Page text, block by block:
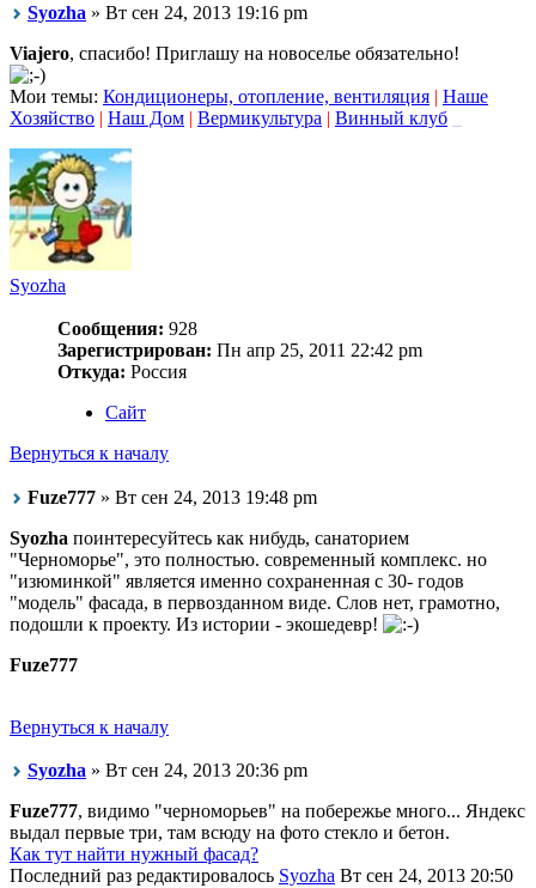
Syozha » Вт сен 24, 2013 19:16 pm
Viajero, спасибо! Приглашу на новоселье обязательно!
Мои темы: Кондиционеры, отопление, вентиляция | Наше
Хозяйство | Наш Дом | Вермикультура | Винный клуб
Syozha
Сообщения: 928
Зарегистрирован: Пн апр 25, 2011 22:42 pm
Откуда: Россия
Сайт
Вернуться к началу
Fuze777 » Вт сен 24, 2013 19:48 pm
Syozha поинтересуйтесь как нибудь, санаторием
"Черноморье", это полностью. современный комплекс. но
"изюминкой" является именно сохраненная с 30- годов
"модель" фасада, в первозданном виде. Слов нет, грамотно,
подошли к проекту. Из истории - экошедевр!
Fuze777
Вернуться к началу
Syozha » Вт сен 24, 2013 20:36 pm
Fuze777, видимо "черноморьев" на побережье много... Яндекс
выдал первые три, там всюду на фото стекло и бетон.
Как тут найти нужный фасад?
Последний раз редактировалось Syozha Вт сен 24, 2013 20:50